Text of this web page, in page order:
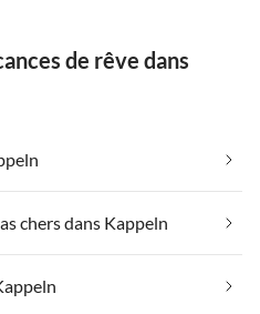
de rêve dans
chers dans Kappeln